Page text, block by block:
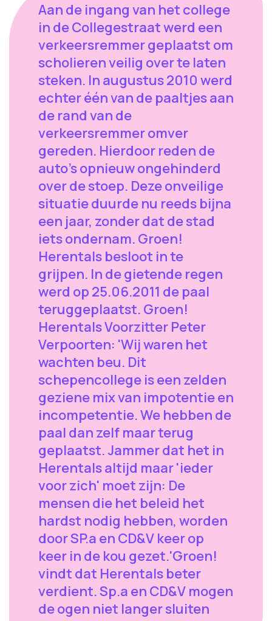
Aan de ingang van het college
in de Collegestraat werd een
verkeersremmer geplaatst om
scholieren veilig over te laten
steken. In augustus 2010 werd
echter één van de paaltjes aan
de rand van de
verkeersremmer omver
gereden. Hierdoor reden de
auto's opnieuw ongehinderd
over de stoep. Deze onveilige
situatie duurde nu reeds bijna
een jaar, zonder dat de stad
iets ondernam. Groen!
Herentals besloot in te
grijpen. In de gietende regen
werd op 25.06.2011 de paal
teruggeplaatst. Groen!
Herentals Voorzitter Peter
Verpoorten: 'Wij waren het
wachten beu. Dit
schepencollege is een zelden
geziene mix van impotentie en
incompetentie. We hebben de
paal dan zelf maar terug
geplaatst. Jammer dat het in
Herentals altijd maar 'ieder
voor zich' moet zijn: De
mensen die het beleid het
hardst nodig hebben, worden
door SP.a en CD&V keer op
keer in de kou gezet.'Groen!
vindt dat Herentals beter
verdient. Sp.a en CD&V mogen
de ogen niet langer sluiten